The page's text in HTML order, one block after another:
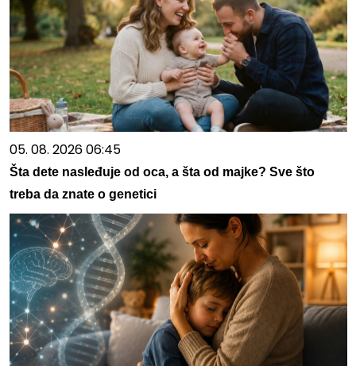
05. 08. 2026 06:45
Šta dete nasleđuje od oca, a šta od majke? Sve što
treba da znate o genetici